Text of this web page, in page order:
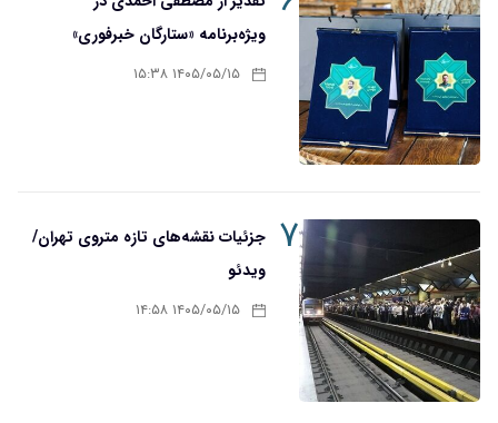
ویژه‌برنامه «ستارگان خبرفوری»
۱۴۰۵/۰۵/۱۵ ۱۵:۳۸
۷ جزئیات نقشه‌های تازه متروی تهران/
ویدئو
۱۴۰۵/۰۵/۱۵ ۱۴:۵۸